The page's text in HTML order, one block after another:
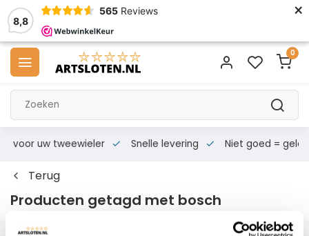
8,8
565 Reviews ×
0
voor uw tweewieler Snelle levering Niet goed = geld
Terug
Producten getagd met bosch